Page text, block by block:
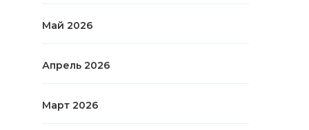
Май 2026
Апрель 2026
Март 2026